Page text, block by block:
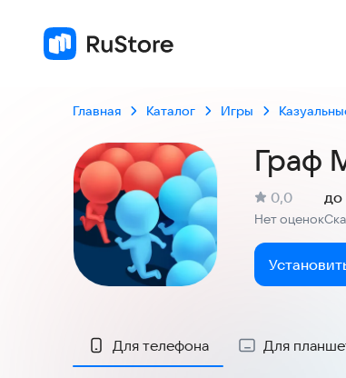
Главная Каталог Игры
Граф
Рейтинг:
0,0
Нет оценок
до
Для телефона Для